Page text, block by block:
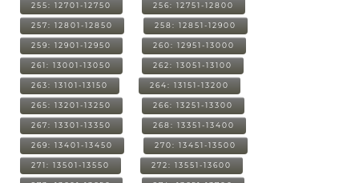
255: 12701-12750 256: 12751-12800
257: 12801-12850 258: 12851-12900
259: 12901-12950 260: 12951-13000
261: 13001-13050 262: 13051-13100
263: 13101-13150 264: 13151-13200
265: 13201-13250 266: 13251-13300
267: 13301-13350 268: 13351-13400
269: 13401-13450 270: 13451-13500
271: 13501-13550 272: 13551-13600